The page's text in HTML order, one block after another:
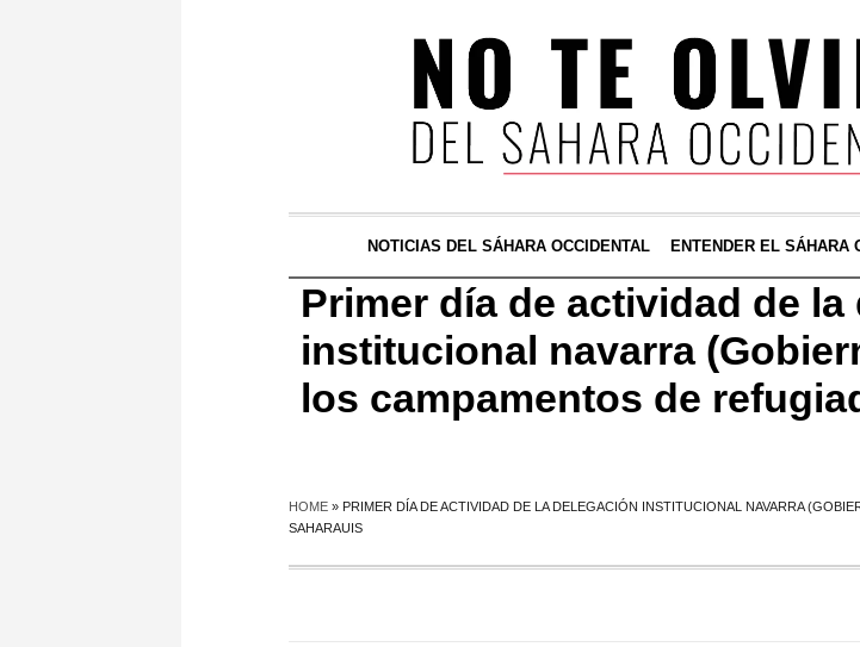
NOTICIAS DEL SÁHARA OCCIDENTAL ENTENDER EL SÁHARA
Primer día de actividad de la
institucional navarra
los campamentos de
HOME » PRIMER DÍA DE ACTIVIDAD DE LA DELEGACIÓN INSTITUCIONAL NAVARRA
SAHARAUIS